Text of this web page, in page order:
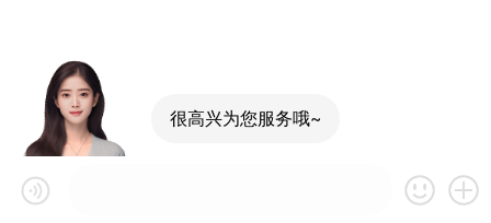
很高兴为您服务哦~